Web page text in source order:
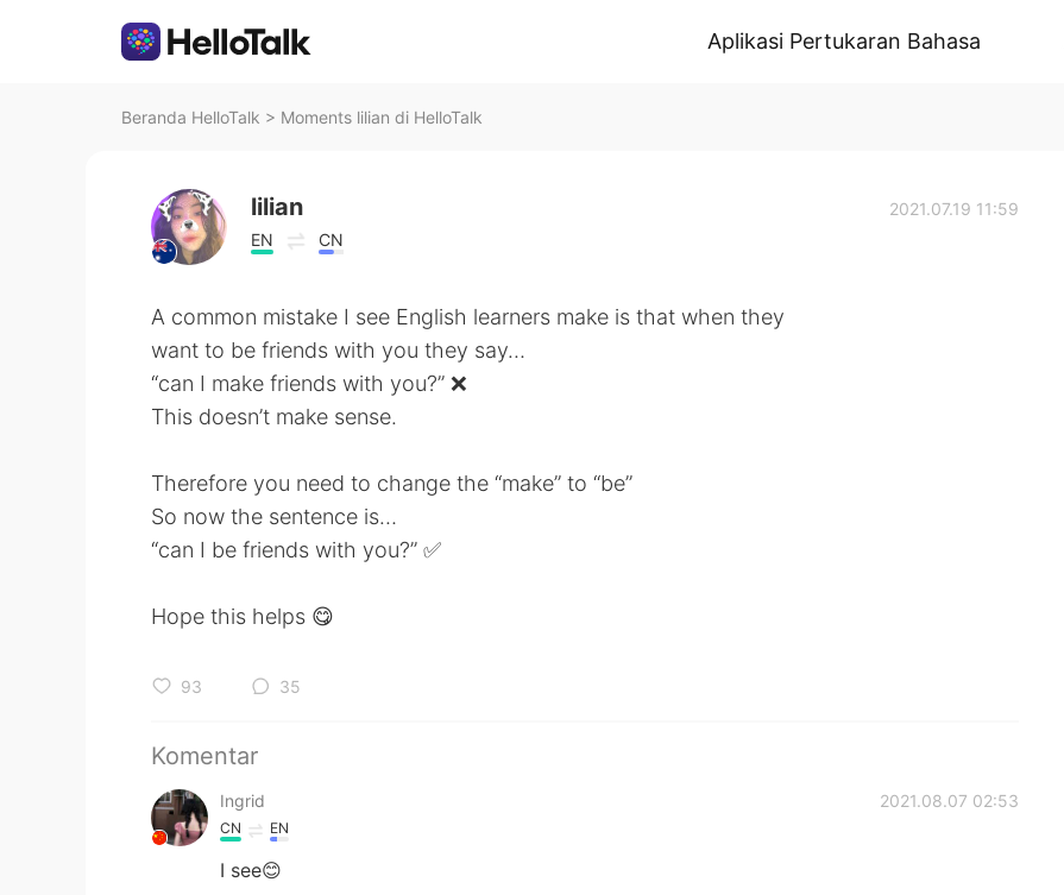
Aplikasi Pertukaran Bahasa
Beranda HelloTalk > Moments lilian di HelloTalk
lilian
EN CN
2021.07.19 11:59
A common mistake I see English learners make is that when they
want to be friends with you they say…
“can I make friends with you?” ❌
This doesn’t make sense.
Therefore you need to change the “make” to “be”
So now the sentence is…
“can I be friends with you?” ✅
Hope this helps 😋
93 35
Komentar
Ingrid 2021.08.07 02:53
CN EN
I see😊